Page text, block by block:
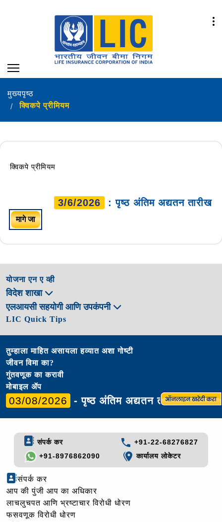
मुख्यपृष्ठ
क्विकपे प्रीमियम
क्विकपे प्रीमियम
3/6/2026 : पृष्ठ अंतिम अद्यतन तारीख
मागे जा
योजना एन ए व्ही
विदेश शाखा
एलआयसी सहयोगी आणि उपकंपनी
LIC Quick Tips
तुम्हाला माहित असायला हव्यात अशा गोष्टी
जीवन विमा का?
गुंतवणूक का करावी
मोबाइल ॲप
03/08/2026 - पृष्ठ अंतिम अद्यतन तारीख
संपर्क कर
+91-22-68276827
+91-8976862090
कार्यालय लोकेटर
संपर्क कर
आप की पुंजी आप का अधिकार
लाचलुचपत आणि भ्रष्टाचार विरोधी धोरण
फसवणूक विरोधी धोरण